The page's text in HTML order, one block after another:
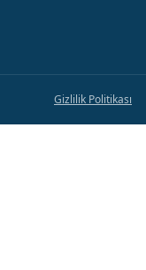
Gizlilik Politikası